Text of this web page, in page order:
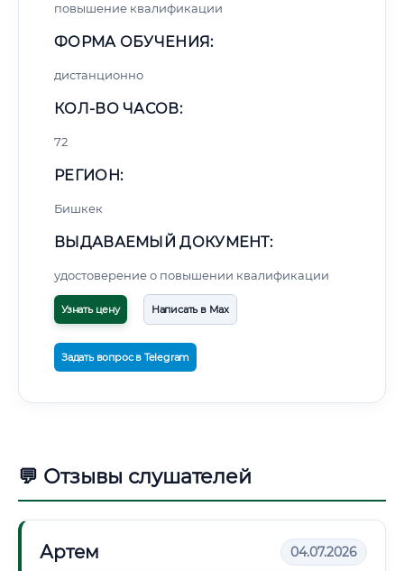
повышение квалификации
ФОРМА ОБУЧЕНИЯ:
дистанционно
КОЛ-ВО ЧАСОВ:
72
РЕГИОН:
Бишкек
ВЫДАВАЕМЫЙ ДОКУМЕНТ:
удостоверение о повышении квалификации
Узнать цену Написать в Max
Задать вопрос в Telegram
💬 Отзывы слушателей
Артем 04.07.2026